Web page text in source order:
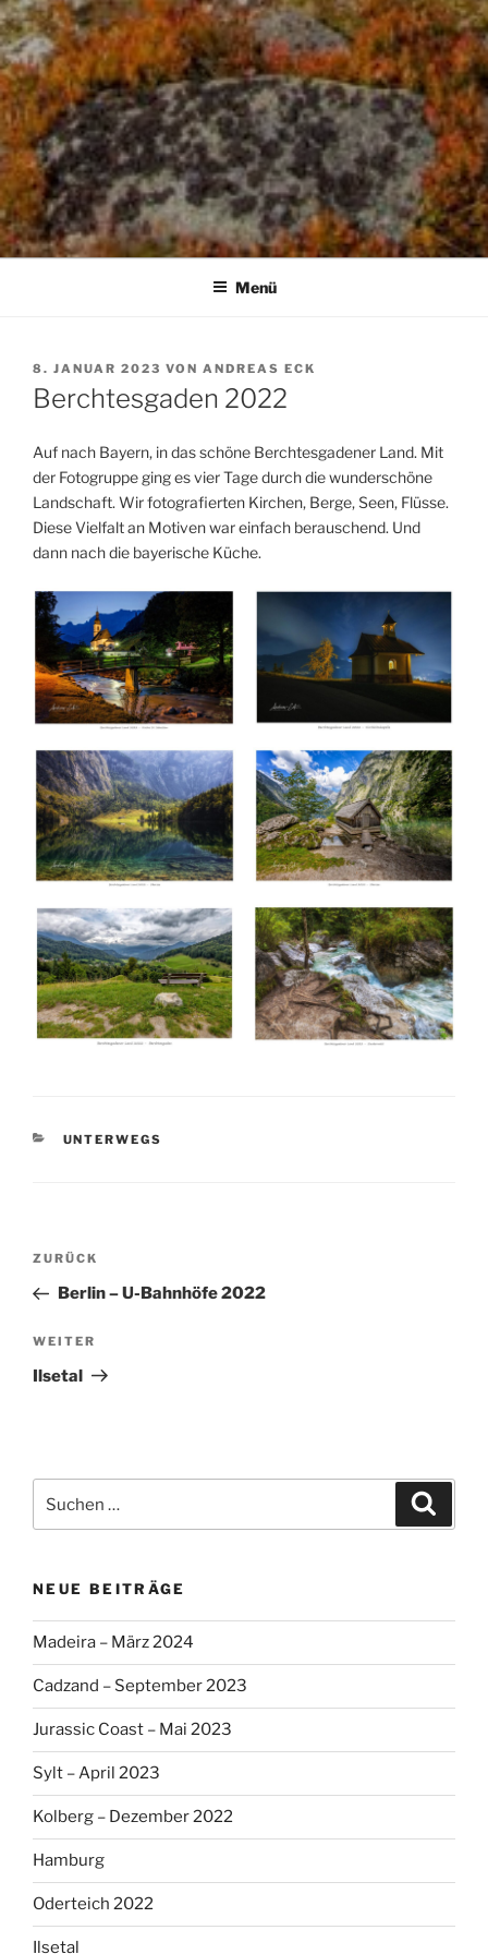
Menü
VERÖFFENTLICHT
AM
8. JANUAR 2023 VON ANDREAS ECK
Berchtesgaden 2022
Auf nach Bayern, in das schöne Berchtesgadener Land. Mit
der Fotogruppe ging es vier Tage durch die wunderschöne
Landschaft. Wir fotografierten Kirchen, Berge, Seen, Flüsse.
Diese Vielfalt an Motiven war einfach berauschend. Und
dann nach die bayerische Küche.
KATEGORIEN
UNTERWEGS
Beitragsnavigation
Vorheriger
Beitrag
ZURÜCK
Berlin – U-Bahnhöfe 2022
Nächster
Beitrag
WEITER
Ilsetal
nach:
NEUE BEITRÄGE
Madeira – März 2024
Cadzand – September 2023
Jurassic Coast – Mai 2023
Sylt – April 2023
Kolberg – Dezember 2022
Hamburg
Oderteich 2022
Ilsetal